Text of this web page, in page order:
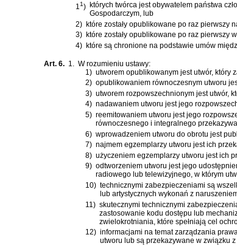
11) których twórca jest obywatelem państwa
Gospodarczym, lub
2) które zostały opublikowane po raz pierwszy
3) które zostały opublikowane po raz pierwszy
4) które są chronione na podstawie umów
Art. 6. 1.
W rozumieniu ustawy:
1) utworem opublikowanym jest utwór, który
2) opublikowaniem równoczesnym utworu
3) utworem rozpowszechnionym jest utwór,
4) nadawaniem utworu jest jego
5) reemitowaniem utworu jest jego
równoczesnego i integralnego
6) wprowadzeniem utworu do obrotu jest
7) najmem egzemplarzy utworu jest ich
8) użyczeniem egzemplarzy utworu jest ich
9) odtworzeniem utworu jest jego
radiowego lub telewizyjnego, w którym
10) technicznymi zabezpieczeniami są
lub artystycznych wykonań z
11) skutecznymi technicznymi
zastosowanie kodu dostępu lub
zwielokrotniania, które spełniają cel
12) informacjami na temat zarządzania
utworu lub są przekazywane w związku